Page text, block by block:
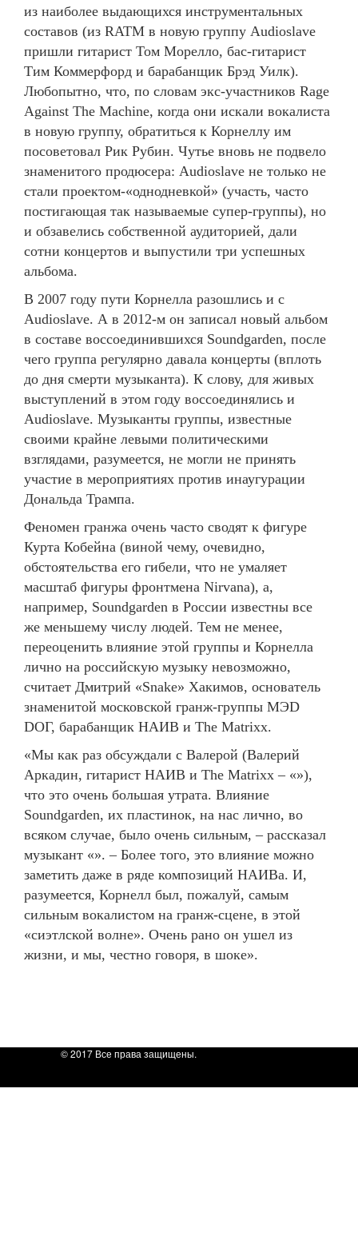
из наиболее выдающихся инструментальных
составов (из RATM в новую группу Audioslave
пришли гитарист Том Морелло, бас-гитарист
Тим Коммерфорд и барабанщик Брэд Уилк).
Любопытно, что, по словам экс-участников Rage
Against The Machine, когда они искали вокалиста
в новую группу, обратиться к Корнеллу им
посоветовал Рик Рубин. Чутье вновь не подвело
знаменитого продюсера: Audioslave не только не
стали проектом-«однодневкой» (участь, часто
постигающая так называемые супер-группы), но
и обзавелись собственной аудиторией, дали
сотни концертов и выпустили три успешных
альбома.
В 2007 году пути Корнелла разошлись и с
Audioslave. А в 2012-м он записал новый альбом
в составе воссоединившихся Soundgarden, после
чего группа регулярно давала концерты (вплоть
до дня смерти музыканта). К слову, для живых
выступлений в этом году воссоединялись и
Audioslave. Музыканты группы, известные
своими крайне левыми политическими
взглядами, разумеется, не могли не принять
участие в мероприятиях против инаугурации
Дональда Трампа.
Феномен гранжа очень часто сводят к фигуре
Курта Кобейна (виной чему, очевидно,
обстоятельства его гибели, что не умаляет
масштаб фигуры фронтмена Nirvana), а,
например, Soundgarden в России известны все
же меньшему числу людей. Тем не менее,
переоценить влияние этой группы и Корнелла
лично на российскую музыку невозможно,
считает Дмитрий «Snake» Хакимов, основатель
знаменитой московской гранж-группы МЭD
DОГ, барабанщик НАИВ и The Matrixx.
«Мы как раз обсуждали с Валерой (Валерий
Аркадин, гитарист НАИВ и The Matrixx – «»),
что это очень большая утрата. Влияние
Soundgarden, их пластинок, на нас лично, во
всяком случае, было очень сильным, – рассказал
музыкант «». – Более того, это влияние можно
заметить даже в ряде композиций НАИВа. И,
разумеется, Корнелл был, пожалуй, самым
сильным вокалистом на гранж-сцене, в этой
«сиэтлской волне». Очень рано он ушел из
жизни, и мы, честно говоря, в шоке».
© 2017 Все права защищены.